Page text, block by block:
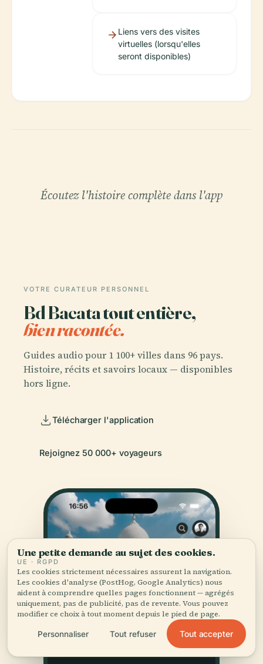
Liens vers des visites
virtuelles (lorsqu'elles
seront disponibles)
Écoutez l'histoire complète dans l'app
VOTRE CURATEUR PERSONNEL
Bd Bacata tout entière,
bien racontée.
Guides audio pour 1 100+ villes dans 96 pays.
Histoire, récits et savoirs locaux — disponibles
hors ligne.
Télécharger l'application
Rejoignez 50 000+ voyageurs
Une petite demande au sujet des cookies.
UE · RGPD
Les cookies strictement nécessaires assurent la navigation.
Les cookies d'analyse (PostHog, Google Analytics) nous
aident à comprendre quelles pages fonctionnent — agrégés
uniquement, pas de publicité, pas de revente. Vous pouvez
modifier ce choix à tout moment depuis le pied de page.
Personnaliser Tout refuser Tout accepter